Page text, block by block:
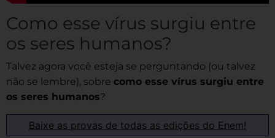
Como esse vírus surgiu entre
os seres humanos?
Talvez agora você esteja se perguntando (ou talvez
não se lembre), sobre como esse vírus surgiu entre
os seres humanos?
Baixe as provas de todas as edições do Enem!